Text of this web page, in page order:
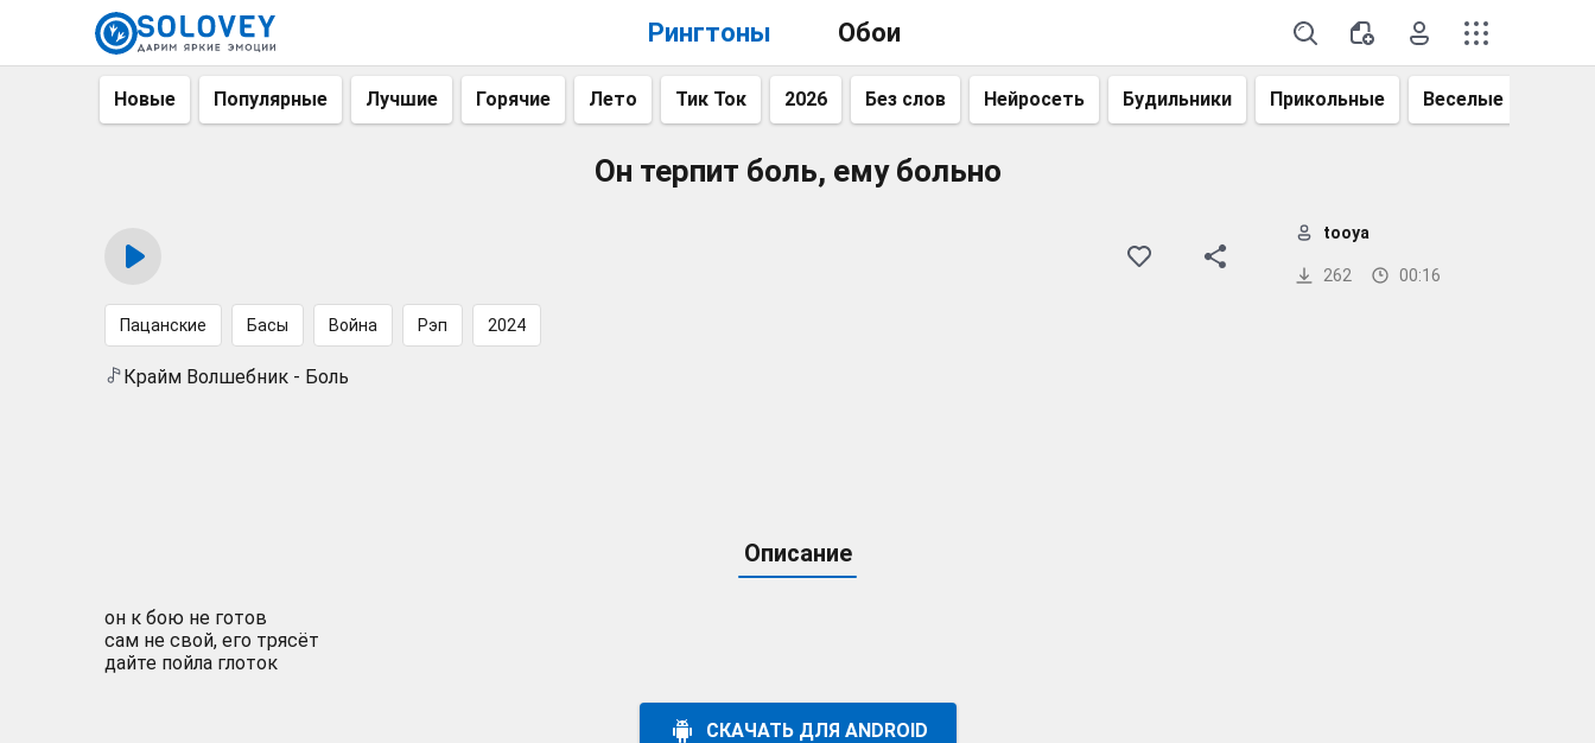
Рингтоны Обои
Новые Популярные Лучшие Горячие Лето Тик Ток 2026 Без слов Нейросеть Будильники Прикольные Веселые
Он терпит боль, ему больно
262 00:16
tooya
Пацанские Басы Война Рэп 2024
Крайм Волшебник - Боль
Описание
он к бою не готов
сам не свой, его трясёт
дайте пойла глоток
СКАЧАТЬ ДЛЯ ANDROID